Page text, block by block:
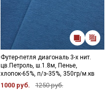
Футер-петля диагональ 3-х нит.
цв.Петроль, ш.1.8м, Пенье,
хлопок-65%, п/э-35%, 350гр/м.кв
1000 руб. 1250 руб.